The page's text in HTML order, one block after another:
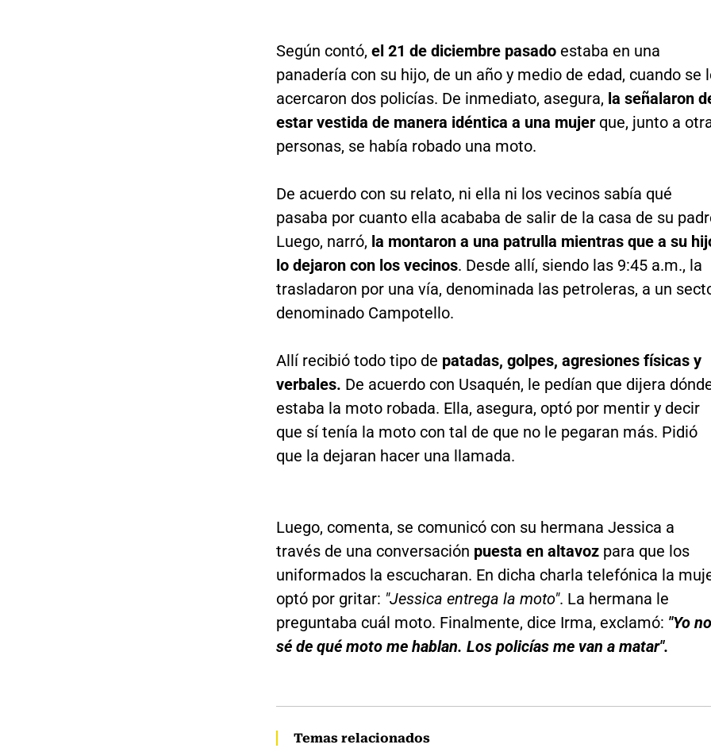
Según contó, el 21 de diciembre pasadoestaba en una
panadería con su hijo, de un año y medio de edad, cuando se
acercaron dos policías. De inmediato, asegura, la señalaron
estar vestida de manera idéntica a una mujerque, junto a
personas, se había robado una moto.
De acuerdo con su relato, ni ella ni los vecinos sabía qué
pasaba por cuanto ella acababa de salir de la casa de su
Luego, narró, la montaron a una patrulla mientras que a su
lo dejaron con los vecinos. Desde allí, siendo las 9:45 a.m., la
trasladaron por una vía, denominada las petroleras, a un
denominado Campotello.
Allí recibió todo tipo de patadas, golpes, agresiones físicas y
verbales. De acuerdo con Usaquén, le pedían que dijera
estaba la moto robada. Ella, asegura, optó por mentir y decir
que sí tenía la moto con tal de que no le pegaran más. Pidió
que la dejaran hacer una llamada.
Luego, comenta, se comunicó con su hermana Jessica a
través de una conversación puesta en altavozpara que los
uniformados la escucharan. En dicha charla telefónica la
optó por gritar: "Jessica entrega la moto". La hermana le
preguntaba cuál moto. Finalmente, dice Irma, exclamó: "Yo no
sé de qué moto me hablan. Los policías me van a matar".
Temas relacionados